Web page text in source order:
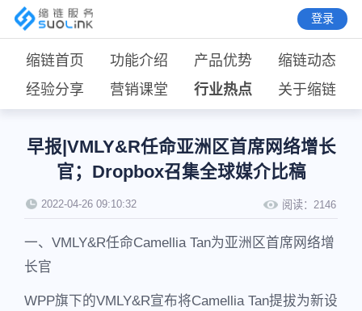
登录
缩链首页 功能介绍 产品优势
缩链动态
经验分享
营销课堂 行业热点 关于缩链
早报|VMLY&R任命亚洲区首席网络增长
官；Dropbox召集全球媒介比稿
2022-04-26 09:10:32 阅读： 2146
一、VMLY&R任命Camellia Tan为亚洲区首席网络增
长官
WPP旗下的VMLY&R宣布将Camellia Tan提拔为新设